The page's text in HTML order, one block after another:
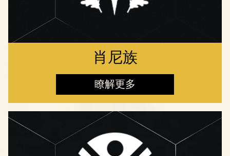
肖尼族
瞭解更多